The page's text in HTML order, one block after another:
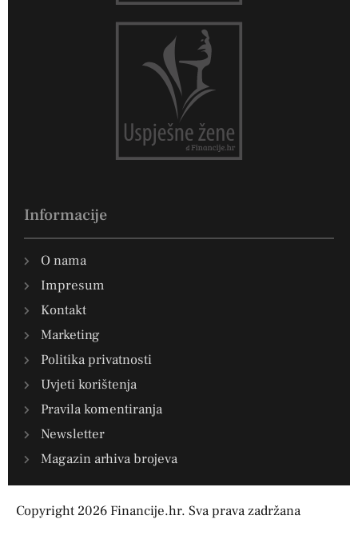
Informacije
O nama
Impresum
Kontakt
Marketing
Politika privatnosti
Uvjeti korištenja
Pravila komentiranja
Newsletter
Magazin arhiva brojeva
Copyright 2026 Financije.hr. Sva prava zadržana